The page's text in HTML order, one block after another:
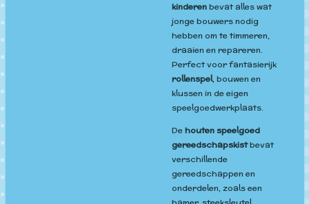
kinderenbevat alles wat
jonge bouwers nodig
hebben om te timmeren,
draaien en repareren.
Perfect voor fantasierijk
rollenspel, bouwen en
klussen in de eigen
speelgoedwerkplaats.
Dehouten speelgoed
gereedschapskistbevat
verschillende
gereedschappen en
onderdelen, zoals een